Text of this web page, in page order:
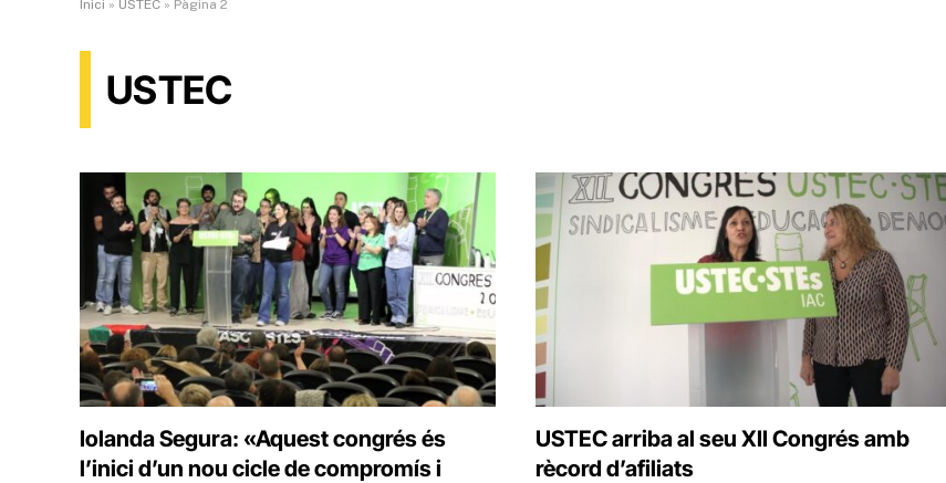
Inici » USTEC » Pàgina 2
USTEC
Iolanda Segura: «Aquest congrés és
l’inici d’un nou cicle de compromís i
USTEC arriba al seu XII Congrés amb
rècord d’afiliats